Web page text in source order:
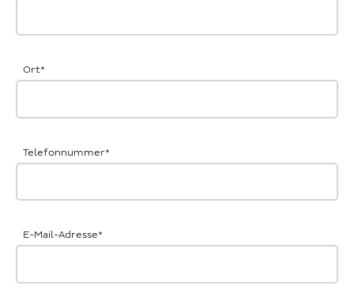
Ort*
Telefonnummer*
E-Mail-Adresse*